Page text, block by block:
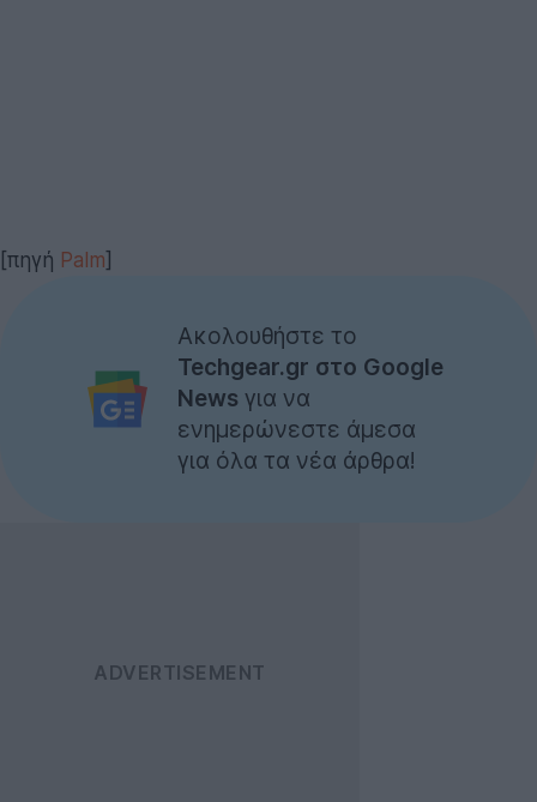
[πηγή Palm]
Ακολουθήστε το
Techgear.gr στο Google
News για να
ενημερώνεστε άμεσα
για όλα τα νέα άρθρα!